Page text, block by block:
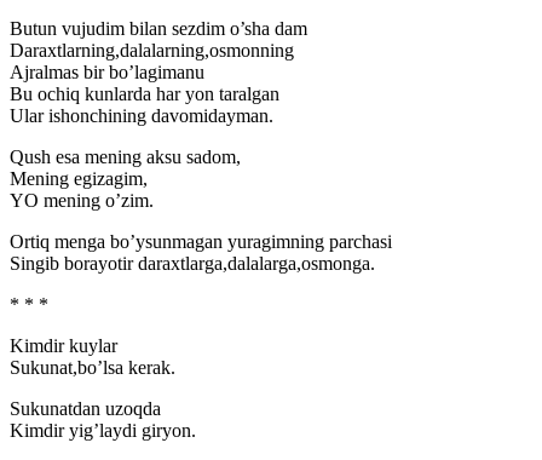
Butun vujudim bilan sezdim o’sha dam
Daraxtlarning,dalalarning,osmonning
Ajralmas bir bo’lagimanu
Bu ochiq kunlarda har yon taralgan
Ular ishonchining davomidayman.
Qush esa mening aksu sadom,
Mening egizagim,
YO mening o’zim.
Ortiq menga bo’ysunmagan yuragimning parchasi
Singib borayotir daraxtlarga,dalalarga,osmonga.
* * *
Kimdir kuylar
Sukunat,bo’lsa kerak.
Sukunatdan uzoqda
Kimdir yig’laydi giryon.